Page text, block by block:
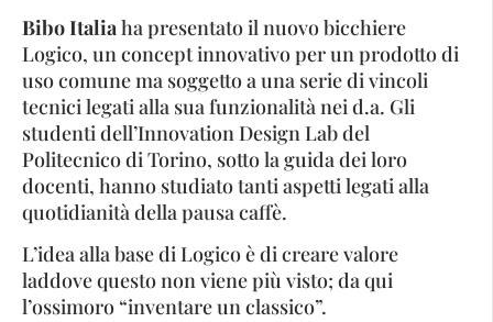
Bibo Italiaha presentato il nuovo bicchiere
Logico, un concept innovativo per un prodotto di
uso comune ma soggetto a una serie di vincoli
tecnici legati alla sua funzionalità nei d.a. Gli
studenti dell’Innovation Design Lab del
Politecnico di Torino, sotto la guida dei loro
docenti, hanno studiato tanti aspetti legati alla
quotidianità della pausa caffè.
L’idea alla base di Logico è di creare valore
laddove questo non viene più visto; da qui
l’ossimoro “inventare un classico”.